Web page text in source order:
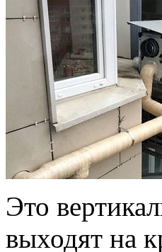
Это
выходят на